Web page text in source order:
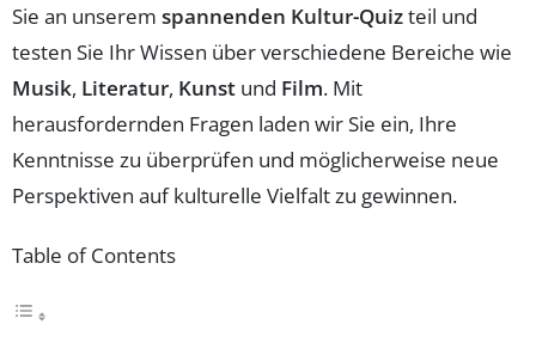
Sie an unserem spannenden Kultur-Quizteil und
testen Sie Ihr Wissen über verschiedene Bereiche wie
Musik, Literatur, Kunst und Film. Mit
herausfordernden Fragen laden wir Sie ein, Ihre
Kenntnisse zu überprüfen und möglicherweise neue
Perspektiven auf kulturelle Vielfalt zu gewinnen.
Table of Contents